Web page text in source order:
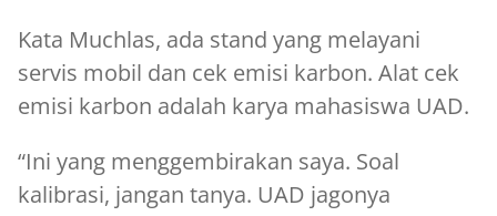
Kata Muchlas, ada stand yang melayani
servis mobil dan cek emisi karbon. Alat cek
emisi karbon adalah karya mahasiswa UAD.
“Ini yang menggembirakan saya. Soal
kalibrasi, jangan tanya. UAD jagonya